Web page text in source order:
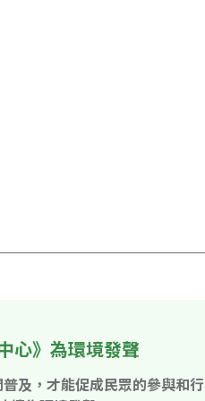
心》為環境發聲
及，才能促成民眾的參與和行